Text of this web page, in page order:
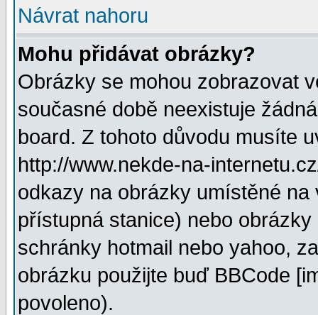
Návrat nahoru
Mohu přidávat obrázky?
Obrázky se mohou zobrazovat
současné době neexistuje
board. Z tohoto důvodu musíte
http://www.nekde-na-
odkazy na obrázky umístěné
přístupná stanice) nebo
schránky hotmail nebo yahoo,
obrázku použijte buď BBCode
povoleno).